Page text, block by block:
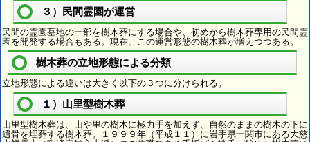
３）民間霊園が運営
民間の霊園墓地の一部を樹木葬にする場合や、初めから樹木葬専用の民間霊
園を開発する場合もある。現在、この運営形態の樹木葬が増えつつある。
樹木葬の立地形態による分類
立地形態による違いは大きく以下の３つに分けられる。
１）山里型樹木葬
山里型樹木葬は、山や里の樹木に極力手を加えず、自然のままの樹木の下に
遺骨を埋葬する樹木葬。１９９９年（平成１１）に岩手県一関市にある大慈